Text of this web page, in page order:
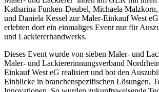
Katharina Funken-Deubel, Michaela
und Daniela Kessel zur Maler-Einkauf West
erlebten dort ein einmaliges Event nur für
und Lackiererhandwerks.
Dieses Event wurde von sieben Maler- und
Maler- und Lackiererinnungsverband
Einkauf West eG realisiert und bot den
Einblicke in branchenspezifischen Lösungen,